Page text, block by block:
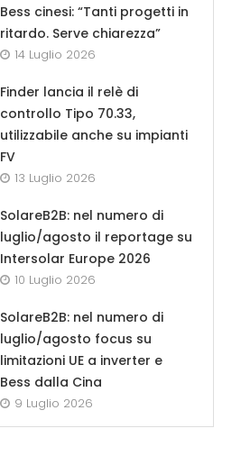
Bess cinesi: “Tanti progetti in
ritardo. Serve chiarezza”
14 Luglio 2026
Finder lancia il relè di
controllo Tipo 70.33,
utilizzabile anche su impianti
FV
13 Luglio 2026
SolareB2B: nel numero di
luglio/agosto il reportage su
Intersolar Europe 2026
10 Luglio 2026
SolareB2B: nel numero di
luglio/agosto focus su
limitazioni UE a inverter e
Bess dalla Cina
9 Luglio 2026